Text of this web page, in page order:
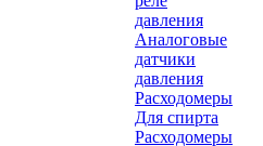
давления
Аналоговые
датчики
давления
Расходомеры
Для спирта
Расходомеры